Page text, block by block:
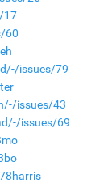
17
60
issues/79
issues/43
issues/69